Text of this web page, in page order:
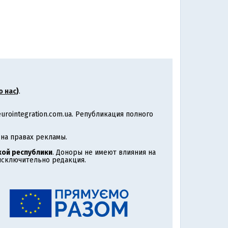
нас).
Републикация полного
правах рекламы.
республики. Доноры не имеют влияния на
редакция.